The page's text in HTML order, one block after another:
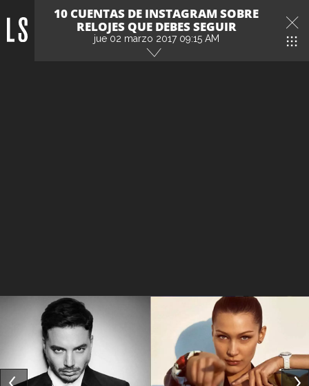
10 CUENTAS DE INSTAGRAM SOBRE
RELOJES QUE DEBES SEGUIR
jue 02 marzo 2017 09:15 AM